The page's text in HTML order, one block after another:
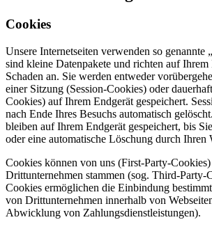
Cookies
Unsere Internetseiten verwenden so genannte
sind kleine Datenpakete und richten auf Ihrem
Schaden an. Sie werden entweder
einer Sitzung (Session-Cookies) oder
Cookies) auf Ihrem Endgerät gespeichert.
nach Ende Ihres Besuchs automatisch
bleiben auf Ihrem Endgerät gespeichert, bis
oder eine automatische Löschung durch Ihren
Cookies können von uns (First-Party-
Drittunternehmen stammen (sog. Third-
Cookies ermöglichen die Einbindung
von Drittunternehmen innerhalb von
Abwicklung von Zahlungsdienstleistungen).